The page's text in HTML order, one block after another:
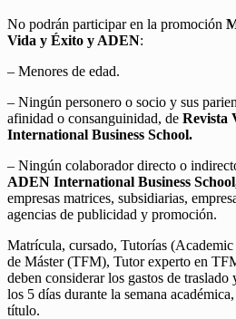
No podrán participar en la promoción
Vida y Éxito y ADEN:
– Menores de edad.
– Ningún personero o socio y sus
afinidad o consanguinidad, de Revista
International Business School.
– Ningún colaborador directo o
ADEN International Business
empresas matrices, subsidiarias,
agencias de publicidad y promoción.
Matrícula, cursado, Tutorías
de Máster (TFM), Tutor experto en
deben considerar los gastos de
los 5 días durante la semana
título.